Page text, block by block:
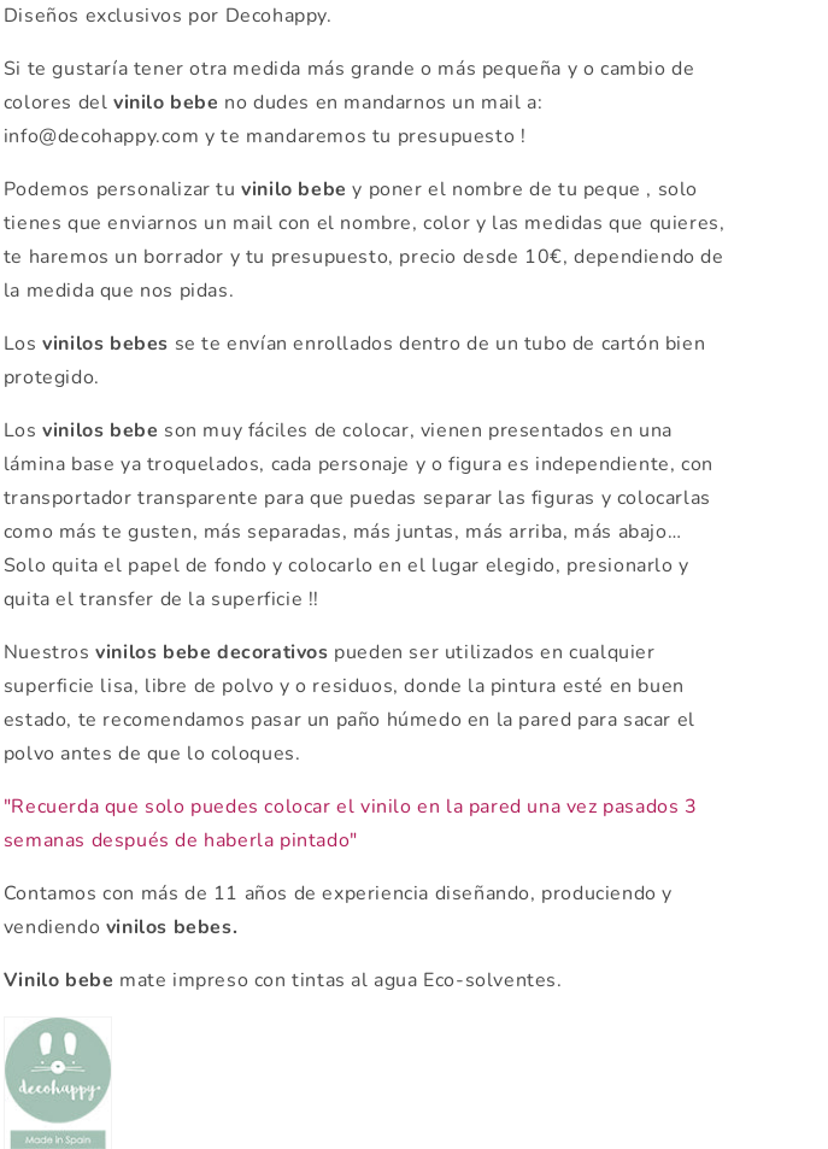
Diseños exclusivos por Decohappy.
Si te gustaría tener otra medida más grande o más pequeña y o cambio de
colores del vinilo bebe no dudes en mandarnos un mail a:
info@decohappy.com y te mandaremos tu presupuesto !
Podemos personalizar tuvinilo bebe y poner el nombre de tu peque , solo
tienes que enviarnos un mail con el nombre, color y las medidas que quieres,
te haremos un borrador y tu presupuesto, precio desde 10€, dependiendo de
la medida que nos pidas.
Losvinilos bebes se te envían enrollados dentro de un tubo de cartón bien
protegido.
Losvinilos bebe son muy fáciles de colocar, vienen presentados en una
lámina base ya troquelados, cada personaje y o figura es independiente, con
transportador transparente para que puedas separar las figuras y colocarlas
como más te gusten, más separadas, más juntas, más arriba, más abajo…
Solo quita el papel de fondo y colocarlo en el lugar elegido, presionarlo y
quita el transfer de la superficie !!
Nuestrosvinilos bebe decorativos pueden ser utilizados en cualquier
superficie lisa, libre de polvo y o residuos, donde la pintura esté en buen
estado, te recomendamos pasar un paño húmedo en la pared para sacar el
polvo antes de que lo coloques.
"Recuerda que solo puedes colocar el vinilo en la pared una vez pasados 3
semanas después de haberla pintado"
Contamos con más de 11 años de experiencia diseñando, produciendo y
vendiendo vinilos bebes.
Vinilo bebe mate impreso con tintas al agua Eco-solventes.